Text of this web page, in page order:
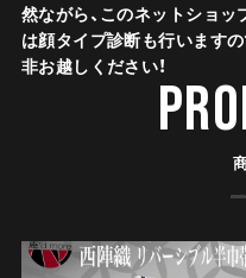
然ながら、このネットショ
は顔タイプ診断も行います
非お越しください！